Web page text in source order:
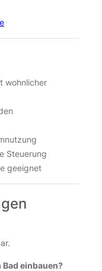
wohnlicher
Steuerung
geeignet
Bad einbauen?